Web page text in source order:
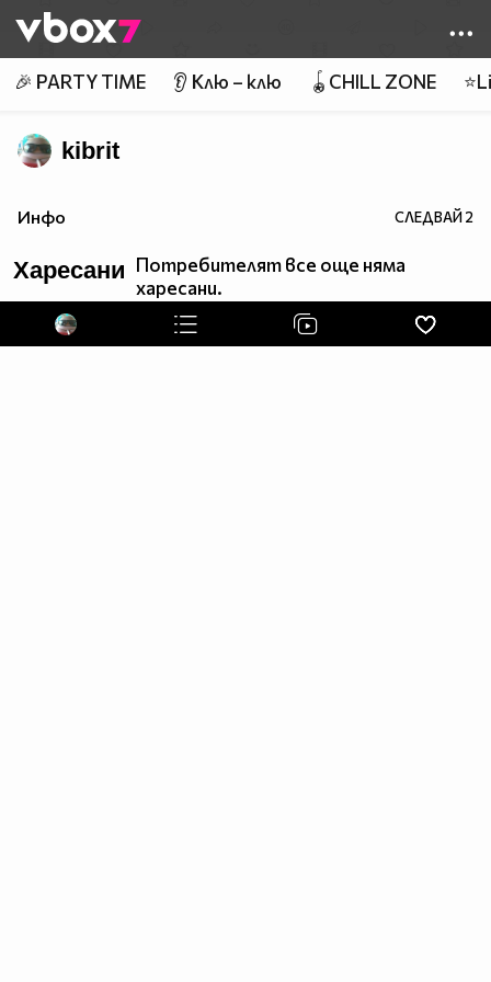
👾
🎉 PARTY TIME 👂 Клю – клю 🪀CHILL ZONE
kibrit
Инфо СЛЕДВАЙ2
Харесани Потребителят все още няма
харесани.